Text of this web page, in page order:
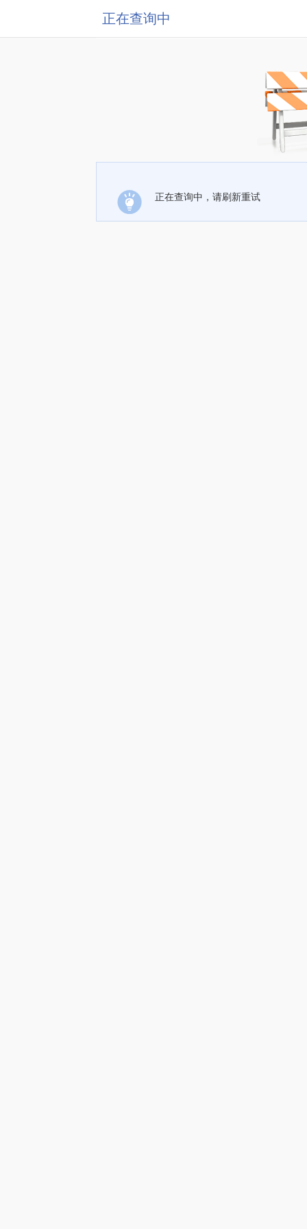
正在查询中
正在查询中，请刷新重试